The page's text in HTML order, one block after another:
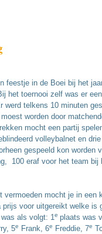
feestje in de Boei bij het
het toernooi zelf was er
werd telkens 10 minuten
worden door
mocht een partij
volleybalnet en
gespeeld kon worden
100 eraf voor het team bij
vermoeden mocht je in een
voor uitgereikt welke is
als volgt: 1e plaats was
5e Frank, 6e Freddie, 7e